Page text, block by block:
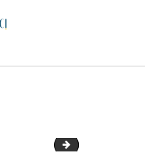
image-7